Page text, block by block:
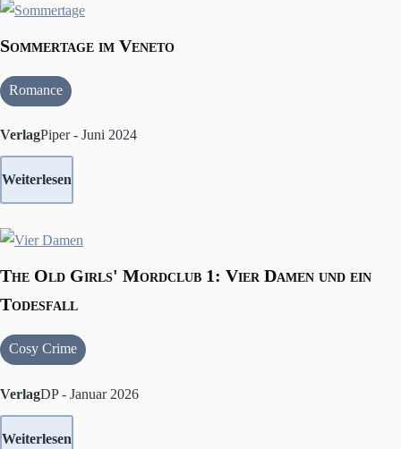
Sommertage im Veneto
Romance
VerlagPiper - Juni 2024
Weiterlesen
The Old Girls' Mordclub 1: Vier Damen und ein
Todesfall
Cosy Crime
VerlagDP - Januar 2026
Weiterlesen